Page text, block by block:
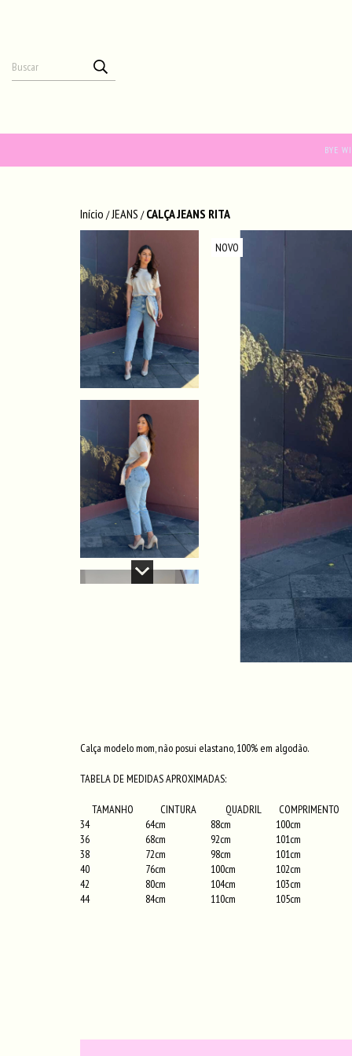
BYE
Início /JEANS / CALÇA JEANS RITA
NOVO
Calça modelo mom, não posui elastano, 100% em algodão.
TABELA DE MEDIDAS APROXIMADAS:
TAMANHO CINTURA QUADRIL
COMPRIMENTO
34
64cm 88cm
100cm
36
68cm 92cm
101cm
38
72cm 98cm
101cm
40
76cm 100cm
102cm
42
80cm 104cm
103cm
44
84cm 110cm 105cm